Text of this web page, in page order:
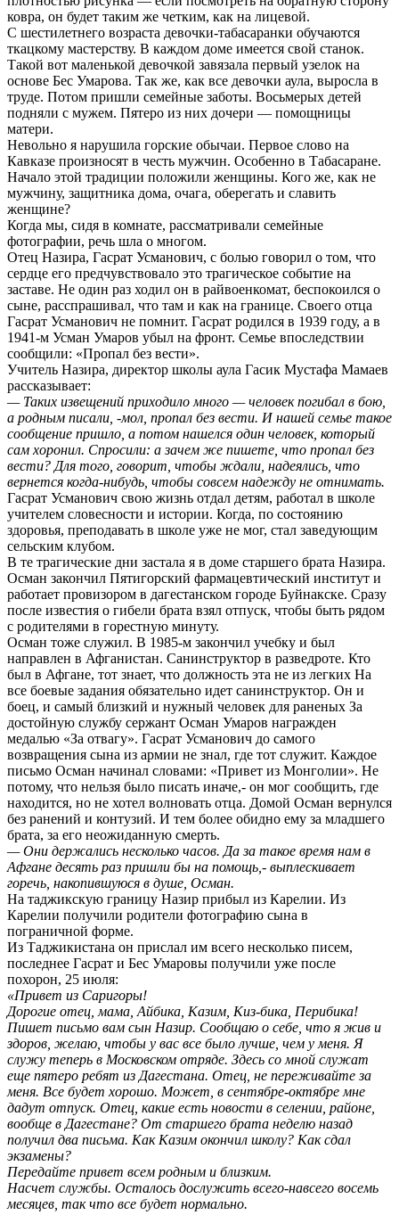
ковра, он будет таким же четким, как на лицевой.
С шестилетнего возраста девочки-табасаранки обучаются
ткацкому мастерству. В каждом доме имеется свой станок.
Такой вот маленькой девочкой завязала первый узелок на
основе Бес Умарова. Так же, как все девочки аула, выросла в
труде. Потом пришли семейные заботы. Восьмерых детей
подняли с мужем. Пятеро из них дочери — помощницы
матери.
Невольно я нарушила горские обычаи. Первое слово на
Кавказе произносят в честь мужчин. Особенно в Табасаране.
Начало этой традиции положили женщины. Кого же, как не
мужчину, защитника дома, очага, оберегать и славить
женщине?
Когда мы, сидя в комнате, рассматривали семейные
фотографии, речь шла о многом.
Отец Назира, Гасрат Усманович, с болью говорил о том, что
сердце его предчувствовало это трагическое событие на
заставе. Не один раз ходил он в райвоенкомат, беспокоился о
сыне, расспрашивал, что там и как на границе. Своего отца
Гасрат Усманович не помнит. Гасрат родился в 1939 году, а в
1941-м Усман Умаров убыл на фронт. Семье впоследствии
сообщили: «Пропал без вести».
Учитель Назира, директор школы аула Гасик Мустафа Мамаев
рассказывает:
— Таких извещений приходило много — человек погибал в бою,
а родным писали, -мол, пропал без вести. И нашей семье такое
сообщение пришло, а потом нашелся один человек, который
сам хоронил. Спросили: а зачем же пишете, что пропал без
вести? Для того, говорит, чтобы ждали, надеялись, что
вернется когда-нибудь, чтобы совсем надежду не отнимать.
Гасрат Усманович свою жизнь отдал детям, работал в школе
учителем словесности и истории. Когда, по состоянию
здоровья, преподавать в школе уже не мог, стал заведующим
сельским клубом.
В те трагические дни застала я в доме старшего брата Назира.
Осман закончил Пятигорский фармацевтический институт и
работает провизором в дагестанском городе Буйнакске. Сразу
после известия о гибели брата взял отпуск, чтобы быть рядом
с родителями в горестную минуту.
Осман тоже служил. В 1985-м закончил учебку и был
направлен в Афганистан. Санинструктор в разведроте. Кто
был в Афгане, тот знает, что должность эта не из легких На
все боевые задания обязательно идет санинструктор. Он и
боец, и самый близкий и нужный человек для раненых За
достойную службу сержант Осман Умаров награжден
медалью «За отвагу». Гасрат Усманович до самого
возвращения сына из армии не знал, где тот служит. Каждое
письмо Осман начинал словами: «Привет из Монголии». Не
потому, что нельзя было писать иначе,- он мог сообщить, где
находится, но не хотел волновать отца. Домой Осман вернулся
без ранений и контузий. И тем более обидно ему за младшего
брата, за его неожиданную смерть.
— Они держались несколько часов. Да за такое время нам в
Афгане десять раз пришли бы на помощь,- выплескивает
горечь, накопившуюся в душе, Осман.
На таджикскую границу Назир прибыл из Карелии. Из
Карелии получили родители фотографию сына в
пограничной форме.
Из Таджикистана он прислал им всего несколько писем,
последнее Гасрат и Бес Умаровы получили уже после
похорон, 25 июля:
«Привет из Саригоры!
Дорогие отец, мама, Айбика, Казим, Киз-бика, Перибика!
Пишет письмо вам сын Назир. Сообщаю о себе, что я жив и
здоров, желаю, чтобы у вас все было лучше, чем у меня. Я
служу теперь в Московском отряде. Здесь со мной служат
еще пятеро ребят из Дагестана. Отец, не переживайте за
меня. Все будет хорошо. Может, в сентябре-октябре мне
дадут отпуск. Отец, какие есть новости в селении, районе,
вообще в Дагестане? От старшего брата неделю назад
получил два письма. Как Казим окончил школу? Как сдал
экзамены?
Передайте привет всем родным и близким.
Насчет службы. Осталось дослужить всего-навсего восемь
месяцев, так что все будет нормально.